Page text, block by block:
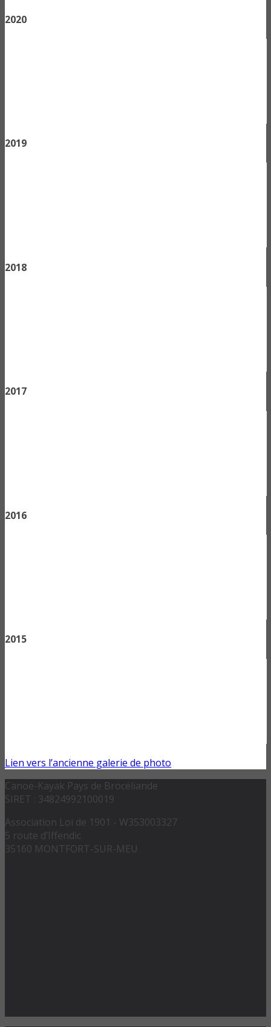
2020
2019
2018
2017
2016
2015
Lien vers l’ancienne galerie de photo
Canoë-Kayak Pays de Brocéliande
SIRET : 34824992100019
Association Loi de 1901 - W353003327
5 route d’Iffendic
35160 MONTFORT-SUR-MEU